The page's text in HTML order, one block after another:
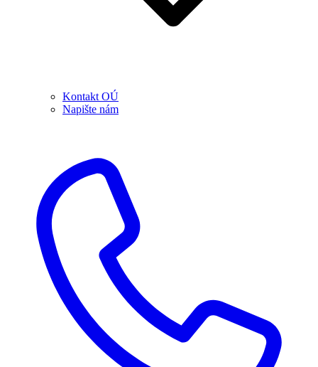
Kontakt OÚ
Napište nám